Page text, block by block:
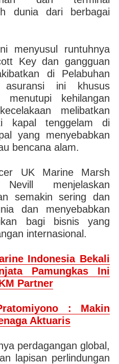
dunia dari berbagai
menyusul runtuhnya
Key dan gangguan
di Pelabuhan
asuransi ini khusus
menutupi kehilangan
melibatkan
kapal tenggelam di
yang menyebabkan
bencana alam.
UK Marine Marsh
menjelaskan
semakin sering dan
dan menyebabkan
bagi bisnis yang
internasional.
Indonesia Bekali
Pamungkas Ini
Partner
: Makin
Aktuaris
perdagangan global,
lapisan perlindungan